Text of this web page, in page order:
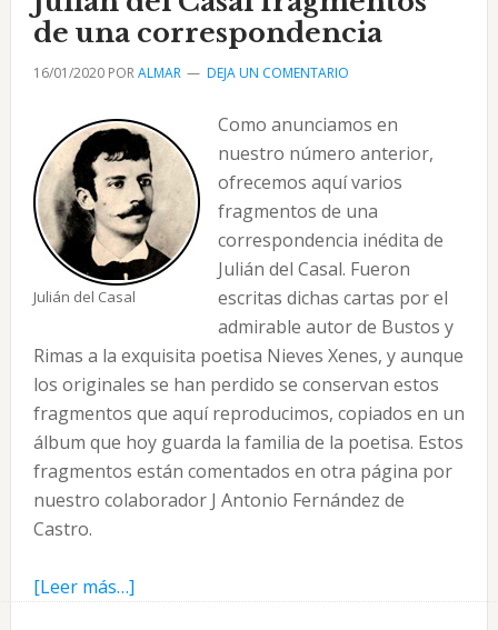
de
la
Habana
de una correspondencia
16/01/2020PORALMAR DEJA UN COMENTARIO
Julián del Casal
Como anunciamos en
nuestro número anterior,
ofrecemos aquí varios
fragmentos de una
correspondencia inédita de
Julián del Casal. Fueron
escritas dichas cartas por el
admirable autor de Bustos y
Rimas a la exquisita poetisa Nieves Xenes, y aunque
los originales se han perdido se conservan estos
fragmentos que aquí reproducimos, copiados en un
álbum que hoy guarda la familia de la poetisa. Estos
fragmentos están comentados en otra página por
nuestro colaborador J Antonio Fernández de
Castro.
[Leer más…]acerca